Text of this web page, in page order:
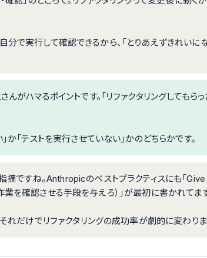
で実行して確認できるから、「とりあえずきれいに
がハマるポイントです。「リファクタリングしてもら
か「テストを実行させていない」かのどちらかです。
指摘ですね。Anthropicのベストプラクティスにも「
を確認させる手段を与えろ）」が最初に書かれてます
れだけでリファクタリングの成功率が劇的に変わりま